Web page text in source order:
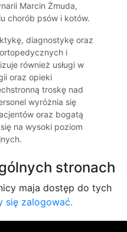
Marcin Żmuda,
chorób psów i kotów.
diagnostykę oraz
i
również usługi w
oraz opieki
troskę nad
wyróżnia się
oraz bogatą
na wysoki poziom
stronach
maja dostęp do tych
się zalogować.